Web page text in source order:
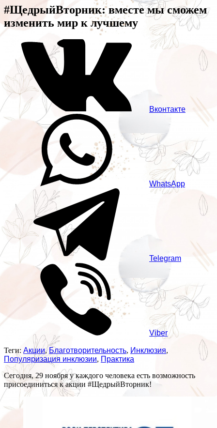
#ЩедрыйВторник: вместе мы сможем
изменить мир к лучшему
Вконтакте
WhatsApp
Telegram
Viber
Теги: Акции, Благотворительность, Инклюзия,
Популяризация инклюзии, Практика
Сегодня, 29 ноября у каждого человека есть возможность
присоединиться к акции #ЩедрыйВторник!